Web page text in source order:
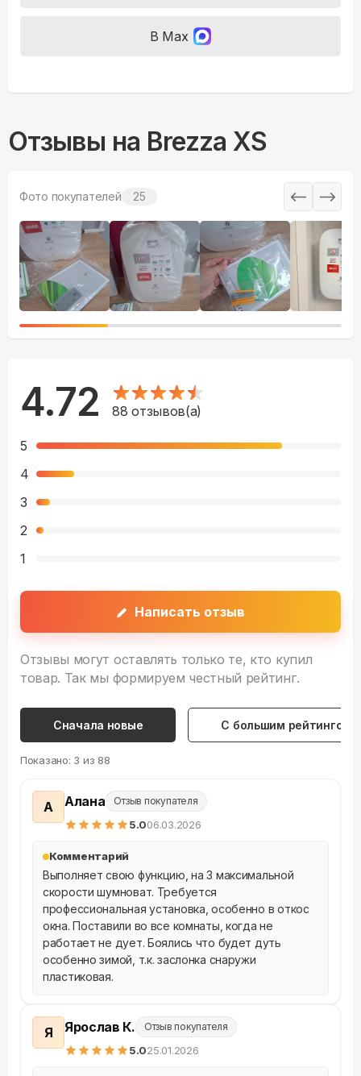
В Max
Отзывы на Brezza XS
Фото покупателей 25
4.72 88 отзывов(а)
5
4
3
2
1
Написать отзыв
Отзывы могут оставлять только те, кто купил
товар. Так мы формируем честный рейтинг.
Сначала новые С большим рейтингом
Показано: 3 из 88
А Алана Отзыв покупателя
5.006.03.2026
Комментарий
Выполняет свою функцию, на 3 максимальной
скорости шумноват. Требуется
профессиональная установка, особенно в откос
окна. Поставили во все комнаты, когда не
работает не дует. Боялись что будет дуть
особенно зимой, т.к. заслонка снаружи
пластиковая.
Я Ярослав К. Отзыв покупателя
5.025.01.2026